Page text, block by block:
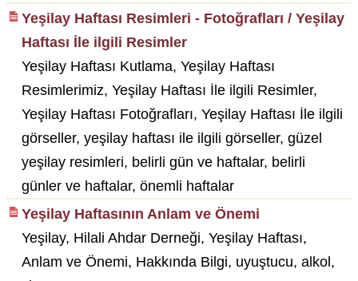
Yeşilay Haftası Resimleri - Fotoğrafları / Yeşilay
Haftası İle ilgili Resimler
Yeşilay Haftası Kutlama, Yeşilay Haftası
Resimlerimiz, Yeşilay Haftası İle ilgili Resimler,
Yeşilay Haftası Fotoğrafları, Yeşilay Haftası İle ilgili
görseller, yeşilay haftası ile ilgili görseller, güzel
yeşilay resimleri, belirli gün ve haftalar, belirli
günler ve haftalar, önemli haftalar
Yeşilay Haftasının Anlam ve Önemi
Yeşilay, Hilali Ahdar Derneği, Yeşilay Haftası,
Anlam ve Önemi, Hakkında Bilgi, uyuştucu, alkol,